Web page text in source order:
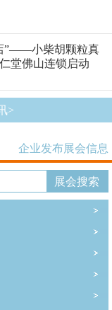
”——小柴胡颗粒真
堂佛山连锁启动
>
企业发布展会信息